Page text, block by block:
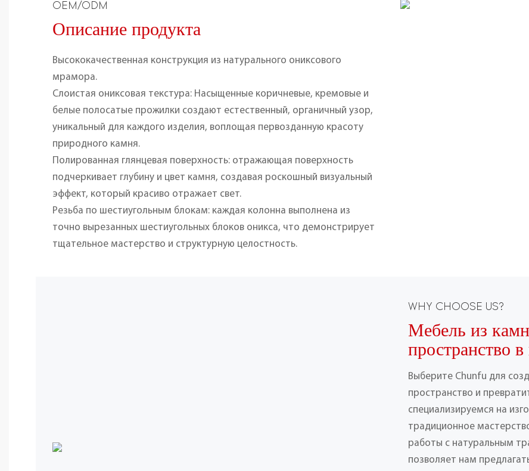
OEM/ODM
Описание продукта
Высококачественная конструкция из натурального ониксового
мрамора.
Слоистая ониксовая текстура: Насыщенные коричневые, кремовые и
белые полосатые прожилки создают естественный, органичный узор,
уникальный для каждого изделия, воплощая первозданную красоту
природного камня.
Полированная глянцевая поверхность: отражающая поверхность
подчеркивает глубину и цвет камня, создавая роскошный визуальный
эффект, который красиво отражает свет.
Резьба по шестиугольным блокам: каждая колонна выполнена из
точно вырезанных шестиугольных блоков оникса, что демонстрирует
тщательное мастерство и структурную целостность.
WHY CHOOSE US?
Мебель из
пространство в
Выберите Chunfu для
пространство и
специализируемся на
традиционное
работы с натуральным
позволяет нам